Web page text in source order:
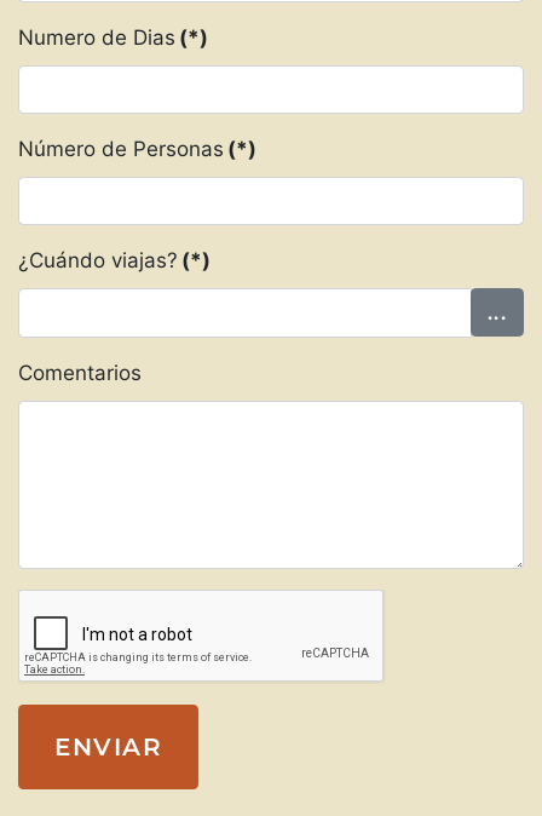
Numero de Dias (*)
Número de Personas (*)
¿Cuándo viajas? (*)
Comentarios
ENVIAR